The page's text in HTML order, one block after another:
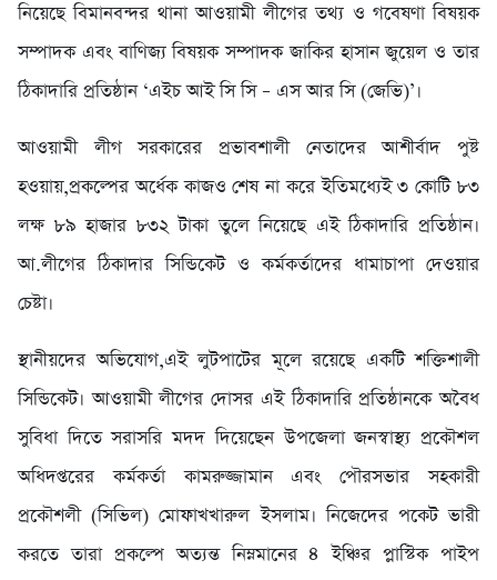
নিয়েছে বিমানবন্দর থানা আওয়ামী লীগের তথ্য ও গবেষণা বিষয়ক
সম্পাদক এবং বাণিজ্য বিষয়ক সম্পাদক জাকির হাসান জুয়েল ও তার
ঠিকাদারি প্রতিষ্ঠান ‘এইচ আই সি সি – এস আর সি (জেভি)’।
​আওয়ামী লীগ সরকারের প্রভাবশালী নেতাদের আশীর্বাদ পুষ্ট
হওয়ায়,প্রকল্পের অর্ধেক কাজও শেষ না করে ইতিমধ্যেই ৩ কোটি ৮৩
লক্ষ ৮৯ হাজার ৮৩২ টাকা তুলে নিয়েছে এই ঠিকাদারি প্রতিষ্ঠান।
আ.লীগের ঠিকাদার সিন্ডিকেট ও কর্মকর্তাদের ধামাচাপা দেওয়ার
চেষ্টা।
​স্থানীয়দের অভিযোগ,এই লুটপাটের মূলে রয়েছে একটি শক্তিশালী
সিন্ডিকেট। আওয়ামী লীগের দোসর এই ঠিকাদারি প্রতিষ্ঠানকে অবৈধ
সুবিধা দিতে সরাসরি মদদ দিয়েছেন উপজেলা জনস্বাস্থ্য প্রকৌশল
অধিদপ্তরের কর্মকর্তা কামরুজ্জামান এবং পৌরসভার সহকারী
প্রকৌশলী (সিভিল) মোফাখখারুল ইসলাম। নিজেদের পকেট ভারী
করতে তারা প্রকল্পে অত্যন্ত নিম্নমানের ৪ ইঞ্চির প্লাস্টিক পাইপ